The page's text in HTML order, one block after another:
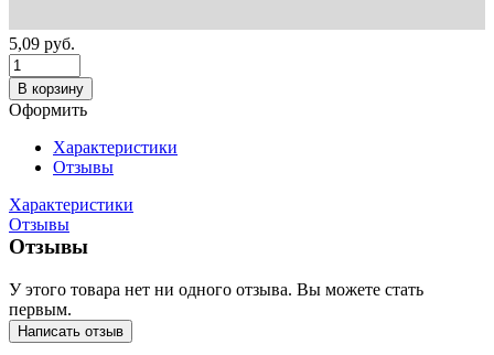
5,09 руб.
В корзину
Оформить
Характеристики
Отзывы
Характеристики
Отзывы
Отзывы
У этого товара нет ни одного отзыва. Вы можете стать
первым.
Написать отзыв